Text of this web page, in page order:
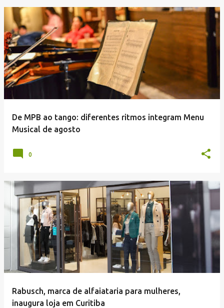
De MPB ao tango: diferentes ritmos integram Menu
Musical de agosto
0
Rabusch, marca de alfaiataria para mulheres,
inaugura loja em Curitiba